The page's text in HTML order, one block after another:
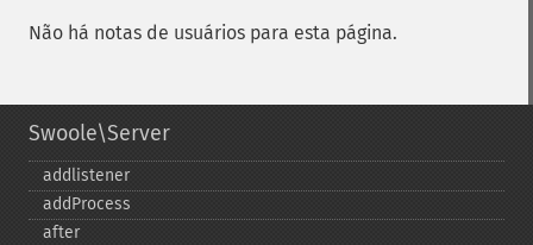
Não há notas de usuários para esta página.
Swoole\Server
addlistener
addProcess
after